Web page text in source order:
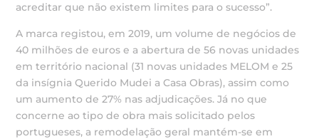
acreditar que não existem limites para o sucesso”.
A marca registou, em 2019, um volume de negócios de
40 milhões de euros e a abertura de 56 novas unidades
em território nacional (31 novas unidades MELOM e 25
da insígnia Querido Mudei a Casa Obras), assim como
um aumento de 27% nas adjudicações. Já no que
concerne ao tipo de obra mais solicitado pelos
portugueses, a remodelação geral mantém-se em